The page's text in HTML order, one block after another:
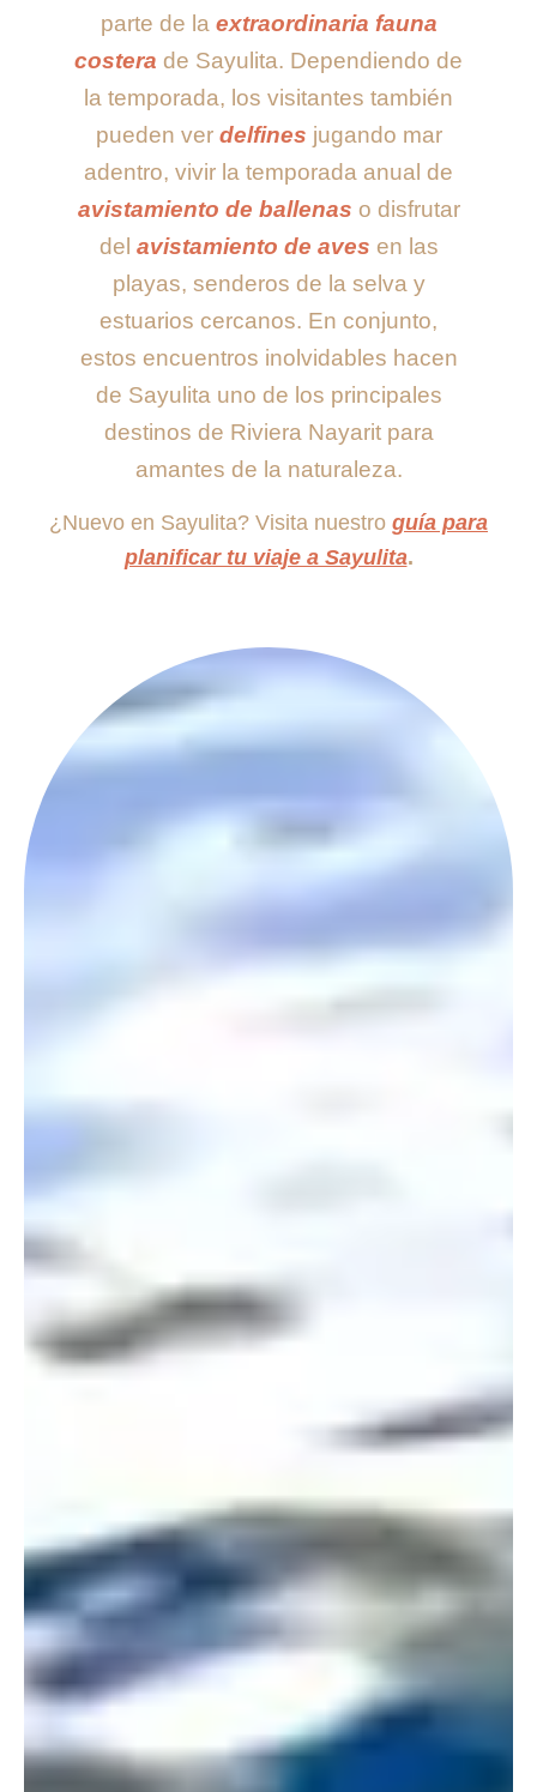
parte de la extraordinaria fauna
costera de Sayulita. Dependiendo de
la temporada, los visitantes también
pueden ver delfines jugando mar
adentro, vivir la temporada anual de
avistamiento de ballenas o disfrutar
del avistamiento de aves en las
playas, senderos de la selva y
estuarios cercanos. En conjunto,
estos encuentros inolvidables hacen
de Sayulita uno de los principales
destinos de Riviera Nayarit para
amantes de la naturaleza.
¿Nuevo en Sayulita? Visita nuestro guía para
planificar tu viaje a Sayulita.